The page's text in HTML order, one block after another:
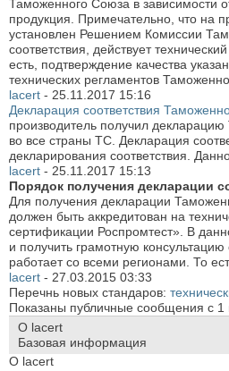
Таможенного Союза в зависимости
продукция. Примечательно, что на
установлен Решением Комиссии
соответствия, действует
есть, подтверждение качества
технических регламентов
lacert - 25.11.2017 15:16
Декларация соответствия
производитель получил
во все страны ТС. Декларация
декларирования соответствия.
lacert - 25.11.2017 15:13
Порядок получения декларации
Для получения декларации
должен быть аккредитован на
сертификации Роспромтест». В
и получить грамотную
работает со всеми регионами. То
lacert - 27.03.2015 03:33
Перечнь новых стандаров:
Показаны публичные сообщения с 1
О lacert
Базовая информация
О lacert